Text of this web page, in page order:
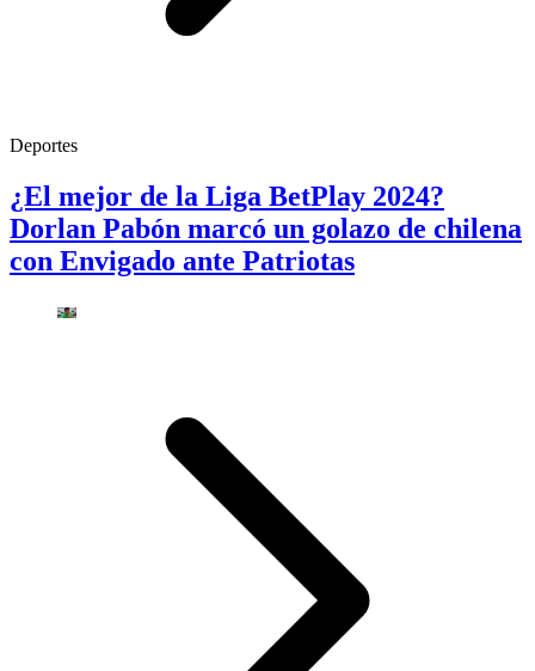
Deportes
¿El mejor de la Liga BetPlay 2024?
Dorlan Pabón marcó un golazo de chilena
con Envigado ante Patriotas